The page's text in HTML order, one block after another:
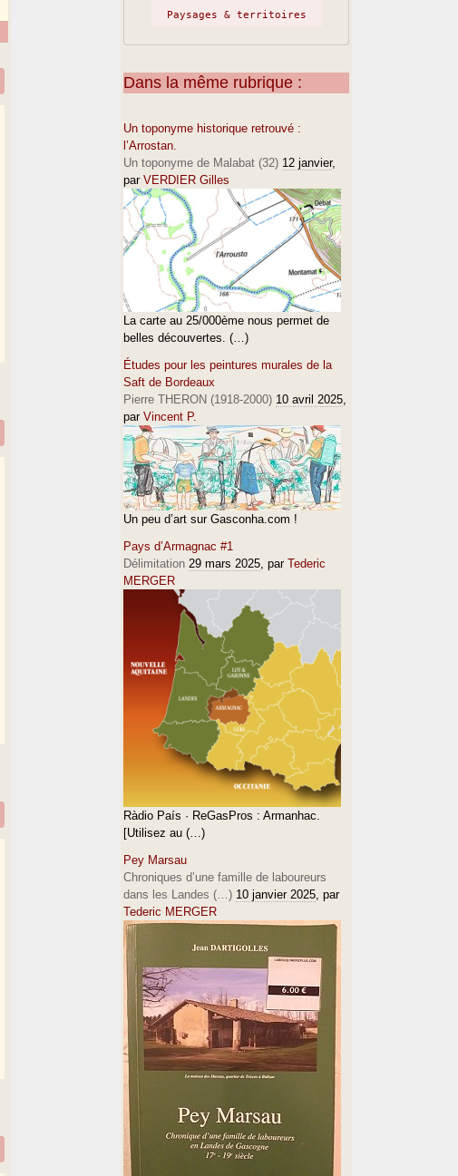
Paysages & territoires
Dans la même rubrique :
Un toponyme historique retrouvé :
l’Arrostan.
Un toponyme de Malabat (32) 12 janvier,
par VERDIER Gilles
La carte au 25/000ème nous permet de
belles découvertes. (…)
Études pour les peintures murales de la
Saft de Bordeaux
Pierre THERON (1918-2000) 10 avril 2025,
par Vincent P.
Un peu d’art sur Gasconha.com !
Pays d’Armagnac #1
Délimitation 29 mars 2025, par Tederic
MERGER
Ràdio País · ReGasPros : Armanhac.
[Utilisez au (…)
Pey Marsau
Chroniques d’une famille de laboureurs
dans les Landes (…) 10 janvier 2025, par
Tederic MERGER